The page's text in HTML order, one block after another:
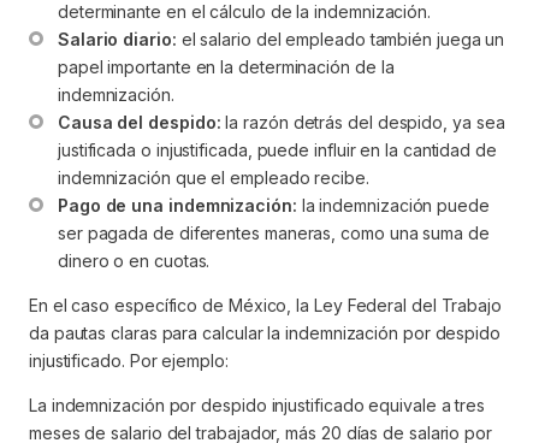
determinante en el cálculo de la indemnización.
Salario diario: el salario del empleado también juega un
papel importante en la determinación de la
indemnización.
Causa del despido: la razón detrás del despido, ya sea
justificada o injustificada, puede influir en la cantidad de
indemnización que el empleado recibe.
Pago de una indemnización: la indemnización puede
ser pagada de diferentes maneras, como una suma de
dinero o en cuotas.
En el caso específico de México, la Ley Federal del Trabajo
da pautas claras para calcular la indemnización por despido
injustificado. Por ejemplo:
La indemnización por despido injustificado equivale a tres
meses de salario del trabajador, más 20 días de salario por